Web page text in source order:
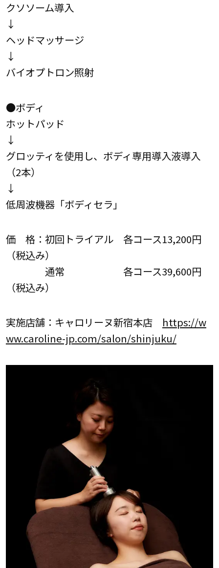
クソソーム導入
↓
ヘッドマッサージ
↓
バイオプトロン照射
●ボディ
ホットパッド
↓
グロッティを使用し、ボディ専用導入液導入
（2本）
↓
低周波機器「ボディセラ」
価 格：初回トライアル 各コース13,200円
（税込み）
通常 各コース39,600円
（税込み）
実施店舗：キャロリーヌ新宿本店 https://w
ww.caroline-jp.com/salon/shinjuku/